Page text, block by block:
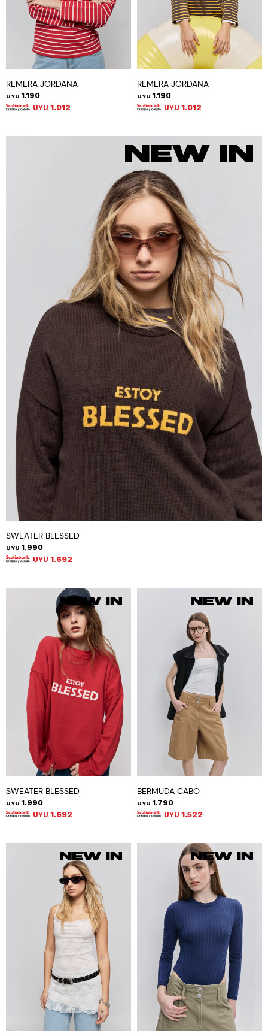
REMERA JORDANA
UYU 1.190
UYU 1.012
REMERA JORDANA
UYU 1.190
UYU 1.012
SWEATER BLESSED
UYU 1.990
UYU 1.692
SWEATER BLESSED
UYU 1.990
UYU 1.692
BERMUDA CABO
UYU 1.790
UYU 1.522